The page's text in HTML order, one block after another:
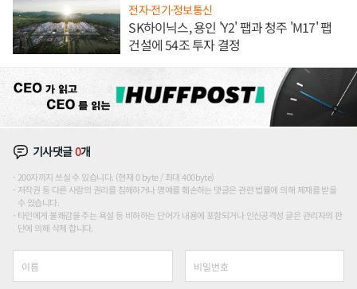
전자·전기·정보통신
SK하이닉스, 용인 'Y2' 팹과 청주 'M17' 팹
건설에 54조 투자 결정
기사댓글0개
200자까지 쓰실 수 있습니다. (현재 0 byte / 최대 400byte)
저작권 등 다른 사람의 권리를 침해하거나 명예를 훼손하는 댓글은 관련 법률에 의해 제재를 받을
수 있습니다.
타인에게 불쾌감을 주는 욕설 등 비하하는 단어가 내용에 포함되거나 인신공격성 글은 관리자의 판
단에 의해 삭제 합니다.